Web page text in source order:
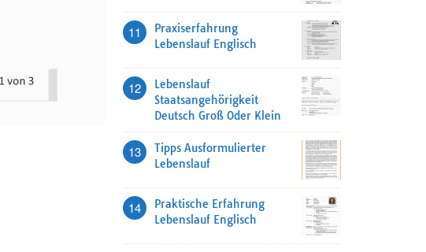
11
Praxiserfahrung
Lebenslauf Englisch
12
Lebenslauf
Staatsangehörigkeit
Deutsch Groß Oder Klein
13
Tipps Ausformulierter
Lebenslauf
14
Praktische Erfahrung
Lebenslauf Englisch